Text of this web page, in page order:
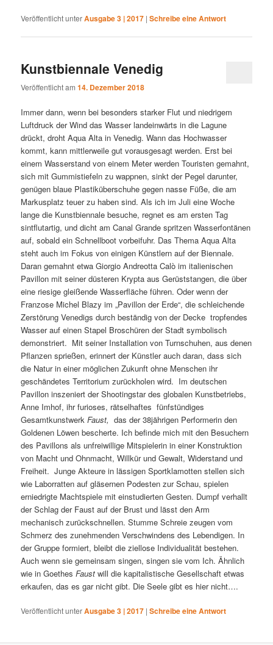
Veröffentlicht unterAusgabe 3 | 2017 |Schreibe eine Antwort
Kunstbiennale Venedig
Veröffentlicht am14. Dezember 2018
Immer dann, wenn bei besonders starker Flut und niedrigem
Luftdruck der Wind das Wasser landeinwärts in die Lagune
drückt, droht Aqua Alta in Venedig. Wann das Hochwasser
kommt, kann mittlerweile gut vorausgesagt werden. Erst bei
einem Wasserstand von einem Meter werden Touristen gemahnt,
sich mit Gummistiefeln zu wappnen, sinkt der Pegel darunter,
genügen blaue Plastiküberschuhe gegen nasse Füße, die am
Markusplatz teuer zu haben sind. Als ich im Juli eine Woche
lange die Kunstbiennale besuche, regnet es am ersten Tag
sintflutartig, und dicht am Canal Grande spritzen Wasserfontänen
auf, sobald ein Schnellboot vorbeifuhr. Das Thema Aqua Alta
steht auch im Fokus von einigen Künstlern auf der Biennale.
Daran gemahnt etwa Giorgio Andreotta Calò im italienischen
Pavillon mit seiner düsteren Krypta aus Gerüststangen, die über
eine riesige gleißende Wasserfläche führen. Oder wenn der
Franzose Michel Blazy im „Pavillon der Erde“, die schleichende
Zerstörung Venedigs durch beständig von der Decke tropfendes
Wasser auf einen Stapel Broschüren der Stadt symbolisch
demonstriert. Mit seiner Installation von Turnschuhen, aus denen
Pflanzen sprießen, erinnert der Künstler auch daran, dass sich
die Natur in einer möglichen Zukunft ohne Menschen ihr
geschändetes Territorium zurückholen wird. Im deutschen
Pavillon inszeniert der Shootingstar des globalen Kunstbetriebs,
Anne Imhof, ihr furioses, rätselhaftes fünfstündiges
GesamtkunstwerkFaust, das der 38jährigen Performerin den
Goldenen Löwen bescherte. Ich befinde mich mit den Besuchern
des Pavillons als unfreiwillige Mitspielerin in einer Konstruktion
von Macht und Ohnmacht, Willkür und Gewalt, Widerstand und
Freiheit. Junge Akteure in lässigen Sportklamotten stellen sich
wie Laborratten auf gläsernen Podesten zur Schau, spielen
erniedrigte Machtspiele mit einstudierten Gesten. Dumpf verhallt
der Schlag der Faust auf der Brust und lässt den Arm
mechanisch zurückschnellen. Stumme Schreie zeugen vom
Schmerz des zunehmenden Verschwindens des Lebendigen. In
der Gruppe formiert, bleibt die ziellose Individualität bestehen.
Auch wenn sie gemeinsam singen, singen sie vom Ich. Ähnlich
wie in GoethesFaust will die kapitalistische Gesellschaft etwas
erkaufen, das es gar nicht gibt. Die Seele gibt es hier nicht….
Veröffentlicht unterAusgabe 3 | 2017 |Schreibe eine Antwort